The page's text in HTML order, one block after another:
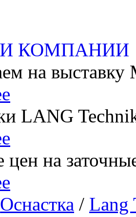
КОМПАНИИ
на
LANG
на
Оснастка / Lang